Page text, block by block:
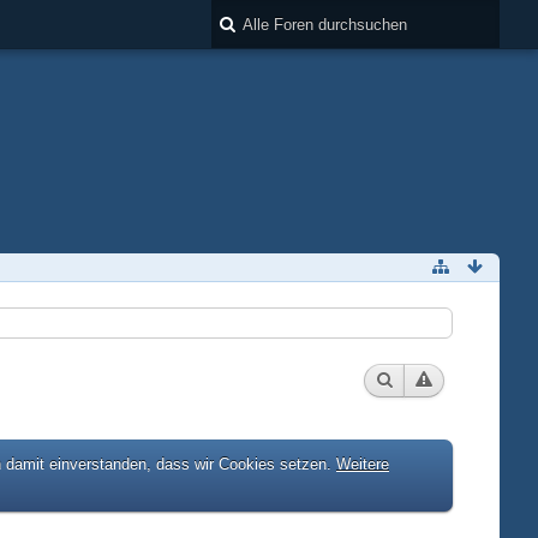
einverstanden, dass wir Cookies setzen. Weitere